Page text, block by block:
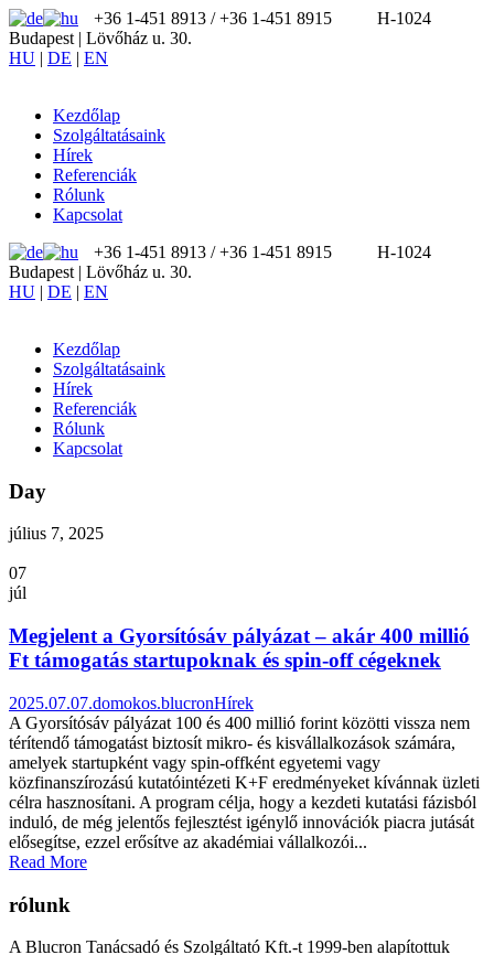
+36 1-451 8913 / ‪+36 1-451 8915
H-1024
Budapest | Lövőház u. 30.
HU | DE | EN
Kezdőlap
Szolgáltatásaink
Hírek
Referenciák
Rólunk
Kapcsolat
+36 1-451 8913 / ‪+36 1-451 8915
H-1024
Budapest | Lövőház u. 30.
HU | DE | EN
Kezdőlap
Szolgáltatásaink
Hírek
Referenciák
Rólunk
Kapcsolat
Day
július 7, 2025
07
júl
Megjelent a Gyorsítósáv pályázat – akár 400 millió
Ft támogatás startupoknak és spin-off cégeknek
2025.07.07.domokos.blucronHírek
A Gyorsítósáv pályázat 100 és 400 millió forint közötti vissza nem
térítendő támogatást biztosít mikro- és kisvállalkozások számára,
amelyek startupként vagy spin-offként egyetemi vagy
közfinanszírozású kutatóintézeti K+F eredményeket kívánnak üzleti
célra hasznosítani. A program célja, hogy a kezdeti kutatási fázisból
induló, de még jelentős fejlesztést igénylő innovációk piacra jutását
elősegítse, ezzel erősítve az akadémiai vállalkozói...
Read More
rólunk
A Blucron Tanácsadó és Szolgáltató Kft.-t 1999-ben alapítottuk